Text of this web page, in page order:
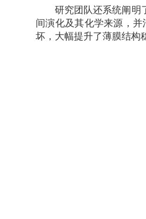
研究团队还系统阐明
间演化及其化学来源，
坏，大幅提升了薄膜结构